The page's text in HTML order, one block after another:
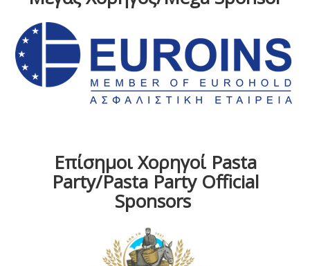
Επίσημοι Χορηγοί Pasta
Party/Pasta Party Official
Sponsors